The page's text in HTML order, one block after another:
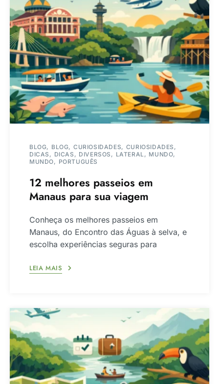
BLOG BLOG CURIOSIDADES
CURIOSIDADES
DICAS
DICAS DIVERSOS LATERAL
MUNDO
MUNDO
PORTUGUÊS
12 melhores passeios em
Manaus para sua viagem
Conheça os melhores passeios em
Manaus, do Encontro das Águas à selva, e
escolha experiências seguras para
LEIA MAIS